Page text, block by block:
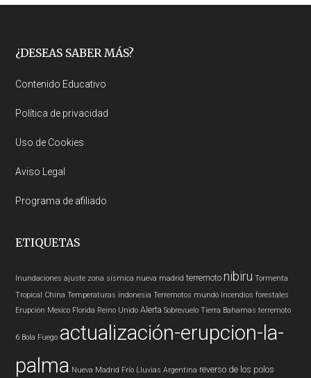
Footer
¿DESEAS SABER MÁS?
Contenido Educativo
Política de privacidad
Uso de Cookies
Aviso Legal
Programa de afiliado
ETIQUETAS
Inundaciones ajuste zona sísmica nueva madrid terremoto nibiru Tormenta
Tropical China Temperaturas indonesia Terremotos mundo Incendios forestales
Erupción Mexico Florida Reino Unido Alerta Sobrevuelo Tierra Bahamas terremoto
6 Bola Fuego actualización-erupcion-la-
palma Nueva Madrid Frío Lluvias Argentina reverso de los polos